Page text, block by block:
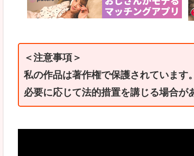
＜注意事項＞
私の作品は著作権で保護されています
必要に応じて法的措置を講じる場合が